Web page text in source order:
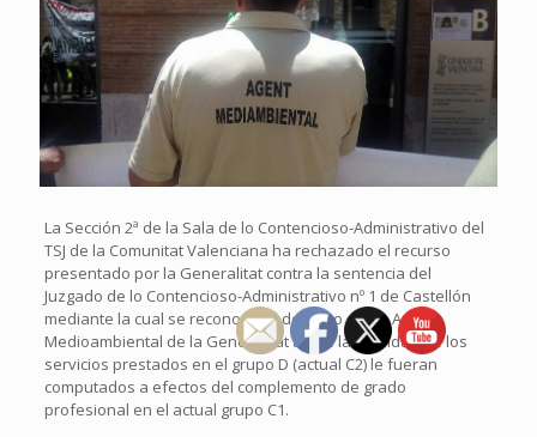
La Sección 2ª de la Sala de lo Contencioso-Administrativo del
TSJ de la Comunitat Valenciana ha rechazado el recurso
presentado por la Generalitat contra la sentencia del
Juzgado de lo Contencioso-Administrativo nº 1 de Castellón
mediante la cual se reconocía el derecho de un Agente
Medioambiental de la Generalitat a que la totalidad de los
servicios prestados en el grupo D (actual C2) le fueran
computados a efectos del complemento de grado
profesional en el actual grupo C1.